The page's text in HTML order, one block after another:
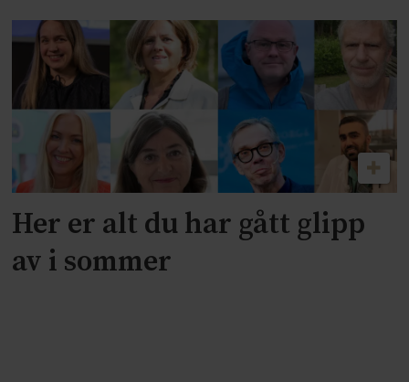
Her er alt du har gått glipp
av i sommer